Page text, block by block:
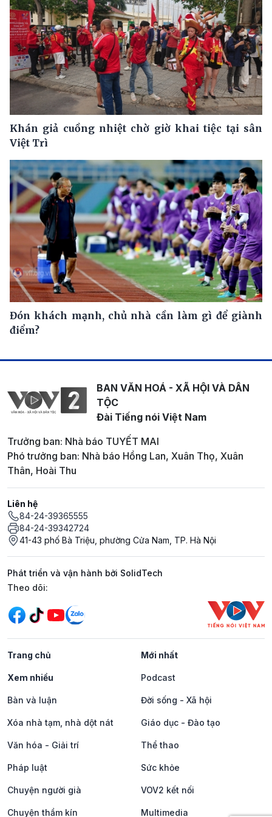
Khán giả cuồng nhiệt chờ giờ khai tiệc tại sân
Việt Trì
Đón khách mạnh, chủ nhà cần làm gì để giành
điểm?
BAN VĂN HOÁ - XÃ HỘI VÀ DÂN
TỘC
Đài Tiếng nói Việt Nam
Trưởng ban: Nhà báo TUYẾT MAI
Phó trưởng ban: Nhà báo Hồng Lan, Xuân Thọ, Xuân
Thân, Hoài Thu
Liên hệ
84-24-39365555
84-24-39342724
41-43 phố Bà Triệu, phường Cửa Nam, TP. Hà Nội
Phát triển và vận hành bởi SolidTech
Mạng xã hội
Theo dõi:
Trang chủ Mới nhất
Xem nhiều Podcast
Bàn và luận Đời sống - Xã hội
Xóa nhà tạm, nhà dột nát Giáo dục - Đào tạo
Văn hóa - Giải trí Thể thao
Pháp luật Sức khỏe
Chuyện người già VOV2 kết nối
Chuyện thầm kín Multimedia